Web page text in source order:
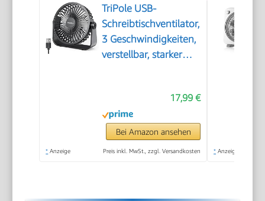
TriPole USB-
Schreibtischventilator,
3 Geschwindigkeiten,
verstellbar, starker
persönlicher Desktop-
Ventilator, 11,4 cm,
tragbarer Mini-
17,99 €
Bei Amazon ansehen
* Anzeige Preis inkl. MwSt., zzgl. Versandkosten * Anzeige